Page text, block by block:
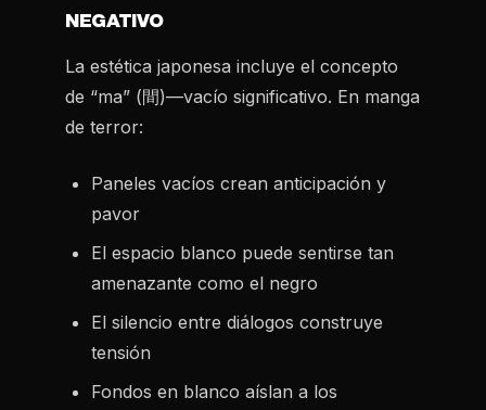
NEGATIVO
La estética japonesa incluye el concepto
de “ma” (間)—vacío significativo. En manga
de terror:
Paneles vacíos crean anticipación y
pavor
El espacio blanco puede sentirse tan
amenazante como el negro
El silencio entre diálogos construye
tensión
Fondos en blanco aíslan a los